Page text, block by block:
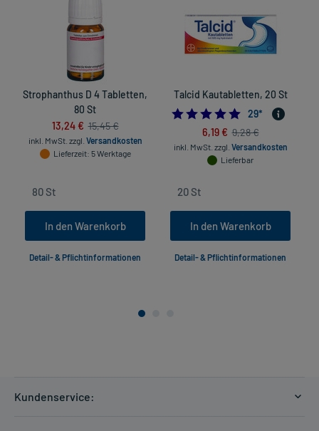
Strophanthus D 4 Tabletten,
80 St
13,24 € 15,45 €
inkl. MwSt. zzgl. Versandkosten
Lieferzeit: 5 Werktage
In den Warenkorb
Detail- & Pflichtinformationen
Talcid Kautabletten, 20 St
29*
6,19 € 9,28 €
inkl. MwSt. zzgl. Versandkosten
Lieferbar
In den Warenkorb
Detail- & Pflichtinformationen
Kundenservice: